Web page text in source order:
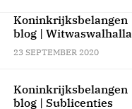
Koninkrijksbelangen
blog | Witwaswalhalla
23 SEPTEMBER 2020
Koninkrijksbelangen
blog | Sublicenties